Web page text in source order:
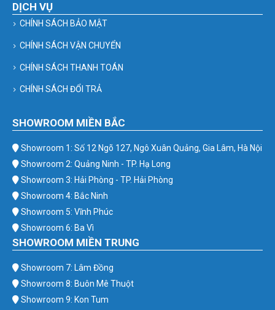
DỊCH VỤ
CHÍNH SÁCH BẢO MẬT
CHÍNH SÁCH VẬN CHUYỂN
CHÍNH SÁCH THANH TOÁN
CHÍNH SÁCH ĐỔI TRẢ
SHOWROOM MIỀN BẮC
Showroom 1: Số 12 Ngõ 127, Ngô Xuân Quảng, Gia Lâm, Hà Nội
Showroom 2: Quảng Ninh - TP. Hạ Long
Showroom 3: Hải Phòng - TP. Hải Phòng
Showroom 4: Bắc Ninh
Showroom 5: Vĩnh Phúc
Showroom 6: Ba Vì
SHOWROOM MIỀN TRUNG
Showroom 7: Lâm Đồng
Showroom 8: Buôn Mê Thuột
Showroom 9: Kon Tum